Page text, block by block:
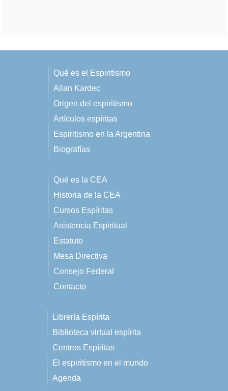
Qué es el Espiritismo
Allan Kardec
Origen del espiritismo
Artículos espíritas
Espiritismo en la Argentina
Biografías
Qué es la CEA
Historia de la CEA
Cursos Espíritas
Asistencia Espiritual
Estatuto
Mesa Directiva
Consejo Federal
Contacto
Librería Espírita
Biblioteca virtual espírita
Centros Espíritas
El espiritismo en el mundo
Agenda